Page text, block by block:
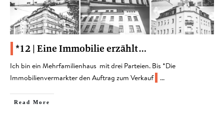
*12 | Eine Immobilie erzählt…
​Ich bin ein Mehrfamilienhaus mit drei Parteien. Bis *Die
Immobilienvermarkter den Auftrag zum Verkauf
...
​Read More